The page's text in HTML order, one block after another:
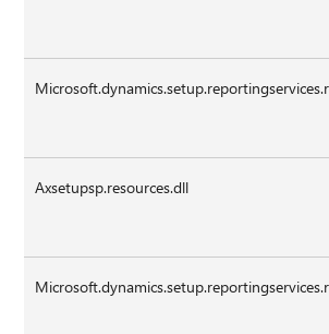
Axsetupsp.resources.dll